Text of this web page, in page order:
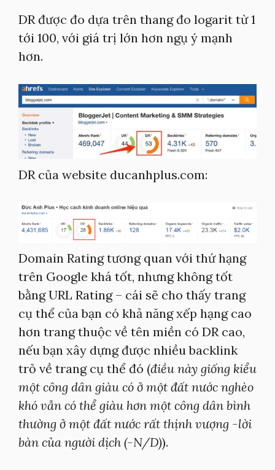
DR được đo dựa trên thang đo logarit từ 1
tới 100, với giá trị lớn hơn ngụ ý mạnh
hơn.
DR của website ducanhplus.com:
Domain Rating tương quan với thứ hạng
trên Google khá tốt, nhưng không tốt
bằng URL Rating – cái sẽ cho thấy trang
cụ thể của bạn có khả năng xếp hạng cao
hơn trang thuộc về tên miền có DR cao,
nếu bạn xây dựng được nhiều backlink
trỏ về trang cụ thể đó (điều này giống kiểu
một công dân giàu có ở một đất nước nghèo
khó vẫn có thể giàu hơn một công dân bình
thường ở một đất nước rất thịnh vượng -lời
bàn của người dịch (-N/D)).